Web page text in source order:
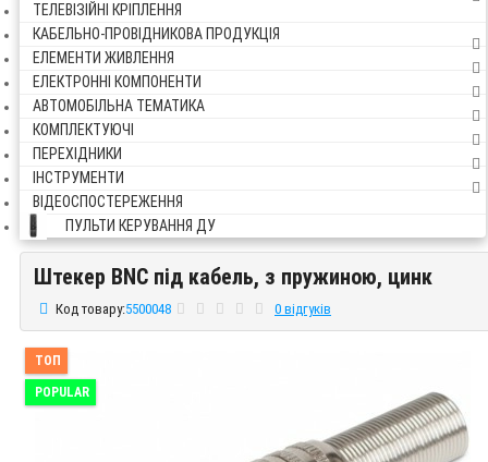
ТЕЛЕВІЗІЙНІ КРІПЛЕННЯ
КАБЕЛЬНО-ПРОВІДНИКОВА ПРОДУКЦІЯ
ЕЛЕМЕНТИ ЖИВЛЕННЯ
ЕЛЕКТРОННІ КОМПОНЕНТИ
АВТОМОБІЛЬНА ТЕМАТИКА
КОМПЛЕКТУЮЧІ
ПЕРЕХІДНИКИ
ІНСТРУМЕНТИ
ВІДЕОСПОСТЕРЕЖЕННЯ
ПУЛЬТИ КЕРУВАННЯ ДУ
Штекер BNC під кабель, з пружиною, цинк
Штекер BNC під кабель, з пружиною, цинк
Код товару:5500048 0 відгуків
ТОП
POPULAR